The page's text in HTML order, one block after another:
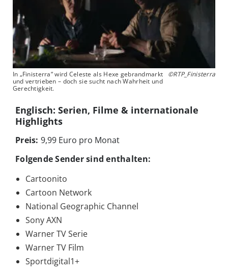
In „Finisterra“ wird Celeste als Hexe gebrandmarkt
und vertrieben – doch sie sucht nach Wahrheit und
Gerechtigkeit.
©RTP_Finisterra
Englisch: Serien, Filme & internationale
Highlights
Preis: 9,99 Euro pro Monat
Folgende Sender sind enthalten:
Cartoonito
Cartoon Network
National Geographic Channel
Sony AXN
Warner TV Serie
Warner TV Film
Sportdigital1+